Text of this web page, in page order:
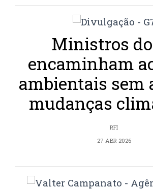
Ministros do
encaminham
ambientais sem
mudanças
RFI
27 ABR 2026